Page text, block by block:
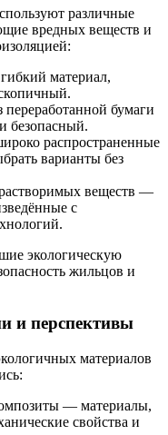
различные
вредных веществ и
материал,
бумаги
безопасный.
распространенные
варианты без
веществ —
с
экологическую
жильцов и
и перспективы
материалов
— материалы,
свойства и